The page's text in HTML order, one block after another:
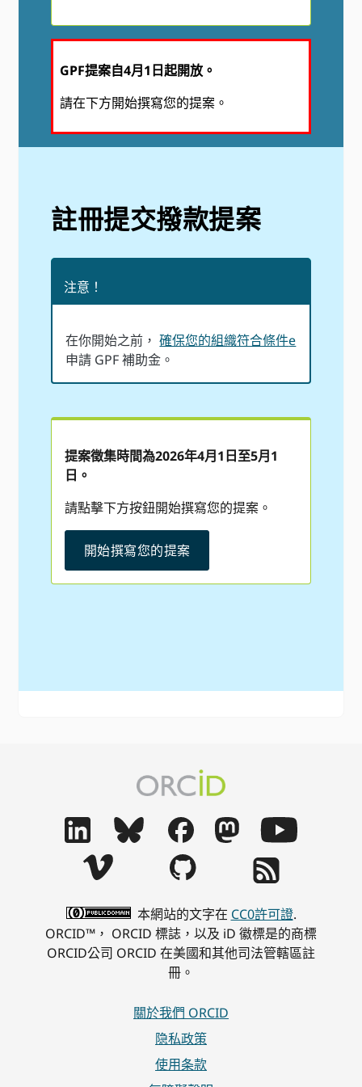
GPF提案自4月1日起開放。
請在下方開始撰寫您的提案。
註冊提交撥款提案
注意！
在你開始之前，確保您的組織符合條件e
申請 GPF 補助金。
提案徵集時間為2026年4月1日至5月1
日。
請點擊下方按鈕開始撰寫您的提案。
開始撰寫您的提案
本網站的文字在 CC0許可證.
ORCID™， ORCID 標誌，以及 iD 徽標是的商標
ORCID公司 ORCID 在美國和其他司法管轄區註
冊。
關於我們 ORCID
隐私政策
使用条款